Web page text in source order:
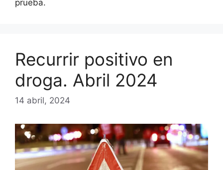
prueba.
Recurrir positivo en
droga. Abril 2024
14 abril, 2024